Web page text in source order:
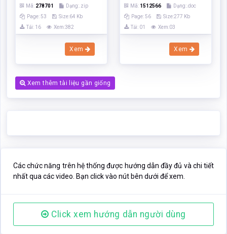
Các chức năng trên hệ thống được hướng dẫn đầy đủ và chi tiết
nhất qua các video. Bạn click vào nút bên dưới để xem.
Nếu phần nội dung, hình ảnh ,... trong tài liệuHạch toán tiền